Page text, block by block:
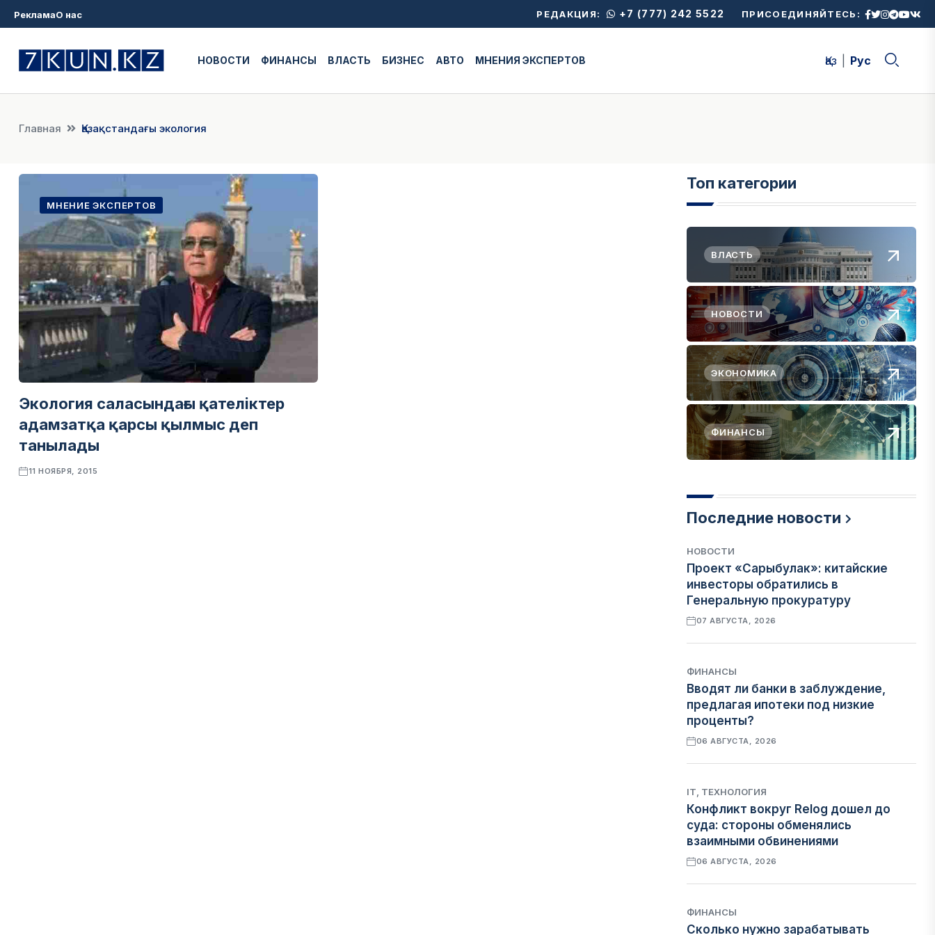
РекламаО нас РЕДАКЦИЯ: +7 (777) 242 5522 ПРИСОЕДИНЯЙТЕСЬ:
НОВОСТИ ФИНАНСЫ ВЛАСТЬ БИЗНЕС АВТО МНЕНИЯ ЭКСПЕРТОВ Қаз Рус
Главная Қазақстандағы экология
МНЕНИЕ ЭКСПЕРТОВ
Экология саласындағы қателіктер
адамзатқа қарсы қылмыс деп
танылады
11 НОЯБРЯ, 2015
Топ категории
ВЛАСТЬ
НОВОСТИ
ЭКОНОМИКА
ФИНАНСЫ
Последние новости
НОВОСТИ
Проект «Сарыбулак»: китайские
инвесторы обратились в
Генеральную прокуратуру
07 АВГУСТА, 2026
ФИНАНСЫ
Вводят ли банки в заблуждение,
предлагая ипотеки под низкие
проценты?
06 АВГУСТА, 2026
IT, ТЕХНОЛОГИЯ
Конфликт вокруг Relog дошел до
суда: стороны обменялись
взаимными обвинениями
06 АВГУСТА, 2026
ФИНАНСЫ
Сколько нужно зарабатывать